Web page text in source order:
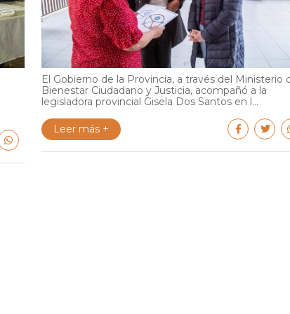
El Gobierno de la Provincia, a través del Ministerio
Bienestar Ciudadano y Justicia, acompañó a la
legisladora provincial Gisela Dos Santos en l...
Leer más +